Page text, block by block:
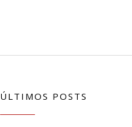
ÚLTIMOS POSTS